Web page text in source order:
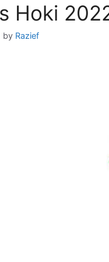
Hoki
by Razief